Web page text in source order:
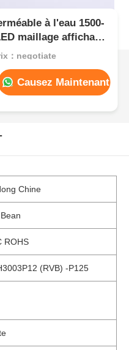
à l'eau 1500-
maillage affichage
extérieure
：negotiate
Causez Maintenant
Chine
ROHS
(RVB) -P125